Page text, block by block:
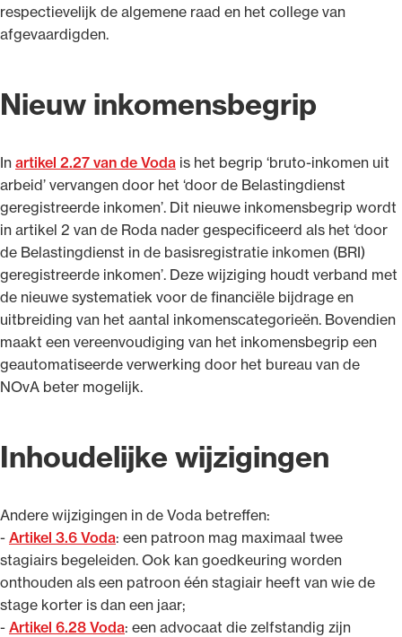
respectievelijk de algemene raad en het college van
afgevaardigden.
Nieuw inkomensbegrip
In artikel 2.27 van de Voda is het begrip ‘bruto-inkomen uit
arbeid’ vervangen door het ‘door de Belastingdienst
geregistreerde inkomen’. Dit nieuwe inkomensbegrip wordt
in artikel 2 van de Roda nader gespecificeerd als het ‘door
de Belastingdienst in de basisregistratie inkomen (BRI)
geregistreerde inkomen’. Deze wijziging houdt verband met
de nieuwe systematiek voor de financiële bijdrage en
uitbreiding van het aantal inkomenscategorieën. Bovendien
maakt een vereenvoudiging van het inkomensbegrip een
geautomatiseerde verwerking door het bureau van de
NOvA beter mogelijk.
Inhoudelijke wijzigingen
Andere wijzigingen in de Voda betreffen:
- Artikel 3.6 Voda: een patroon mag maximaal twee
stagiairs begeleiden. Ook kan goedkeuring worden
onthouden als een patroon één stagiair heeft van wie de
stage korter is dan een jaar;
- Artikel 6.28 Voda: een advocaat die zelfstandig zijn
het rechtsgebiedenregister en